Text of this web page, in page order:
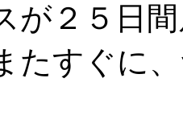
が２５日
たすぐに